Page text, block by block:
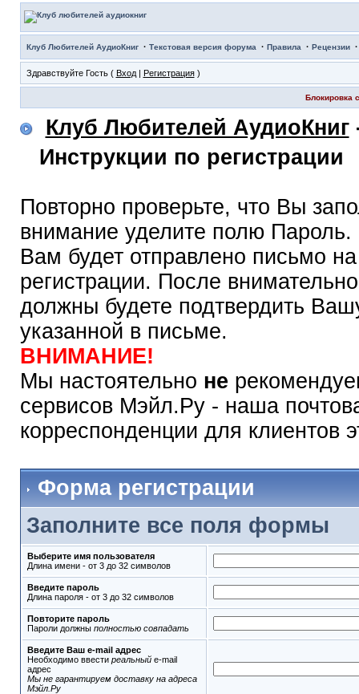
Клуб Любителей АудиоКниг· Текстовая версия форума · Правила · Рецензии
Здравствуйте Гость ( Вход| Регистрация)
Блокировка
Клуб Любителей АудиоКниг
Инструкции по регистрации
Повторно проверьте, что Вы
внимание уделите полю Пароль.
Вам будет отправлено письмо
регистрации. После
должны будете подтвердить
указанной в письме.
ВНИМАНИЕ!
Мы настоятельно не
сервисов Мэйл.Ру - наша
корреспонденции для клиентов
Форма регистрации
Заполните все поля формы
Выберите имя пользователя
Длина имени - от 3 до 32 символов
Введите пароль
Длина пароля - от 3 до 32 символов
Повторите пароль
Пароли должны полностью совпадать
Введите Ваш e-mail адрес
Необходимо ввести реальныйe-mail
адрес
Мы не гарантируем доставку на адреса
Мэйл.Ру